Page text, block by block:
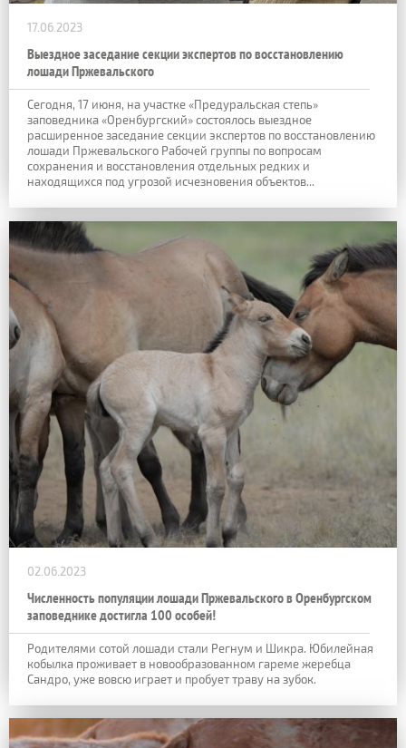
17.06.2023
Выездное заседание секции экспертов по восстановлению
лошади Пржевальского
Сегодня, 17 июня, на участке «Предуральская степь»
заповедника «Оренбургский» состоялось выездное
расширенное заседание секции экспертов по восстановлению
лошади Пржевальского Рабочей группы по вопросам
сохранения и восстановления отдельных редких и
находящихся под угрозой исчезновения объектов...
02.06.2023
Численность популяции лошади Пржевальского в Оренбургском
заповеднике достигла 100 особей!
Родителями сотой лошади стали Регнум и Шикра. Юбилейная
кобылка проживает в новообразованном гареме жеребца
Сандро, уже вовсю играет и пробует траву на зубок.